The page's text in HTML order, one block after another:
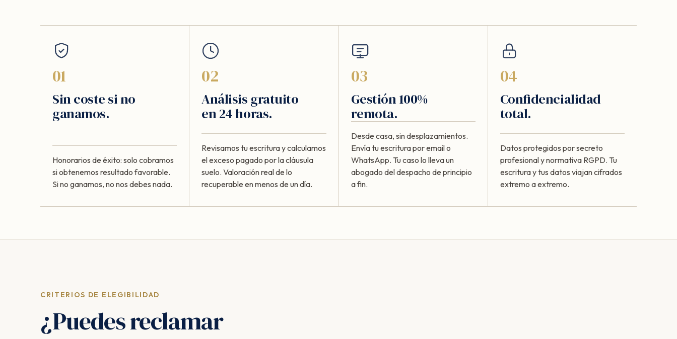
01
Sin coste si no
ganamos.
Honorarios de éxito: solo cobramos
si obtenemos resultado favorable.
Si no ganamos, no nos debes nada.
02
Análisis gratuito
en 24 horas.
Revisamos tu escritura y calculamos
el exceso pagado por la cláusula
suelo. Valoración real de lo
recuperable en menos de un día.
03
Gestión 100%
remota.
Desde casa, sin desplazamientos.
Envía tu escritura por email o
WhatsApp. Tu caso lo lleva un
abogado del despacho de principio
a fin.
04
Confidencialidad
total.
Datos protegidos por secreto
profesional y normativa RGPD. Tu
escritura y tus datos viajan cifrados
extremo a extremo.
CRITERIOS DE ELEGIBILIDAD
¿Puedes reclamar